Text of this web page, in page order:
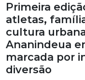
Primeira
atletas,
cultura
Ananindeua
marcada por
diversão